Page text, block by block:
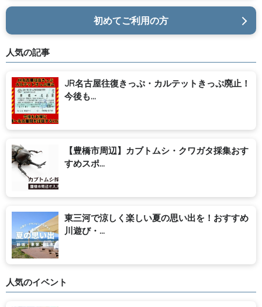
初めてご利用の方
人気の記事
JR名古屋往復きっぷ・カルテットきっぷ廃止！
今後も...
【豊橋市周辺】カブトムシ・クワガタ採集おす
すめスポ...
東三河で涼しく楽しい夏の思い出を！おすすめ
川遊び・...
人気のイベント